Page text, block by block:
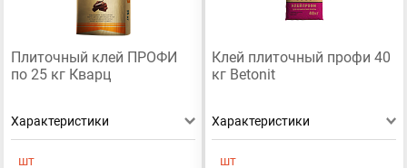
Плиточный клей ПРОФИ
по 25 кг Кварц
Характеристики
шт
Клей плиточный профи 40
кг Betonit
Характеристики
шт